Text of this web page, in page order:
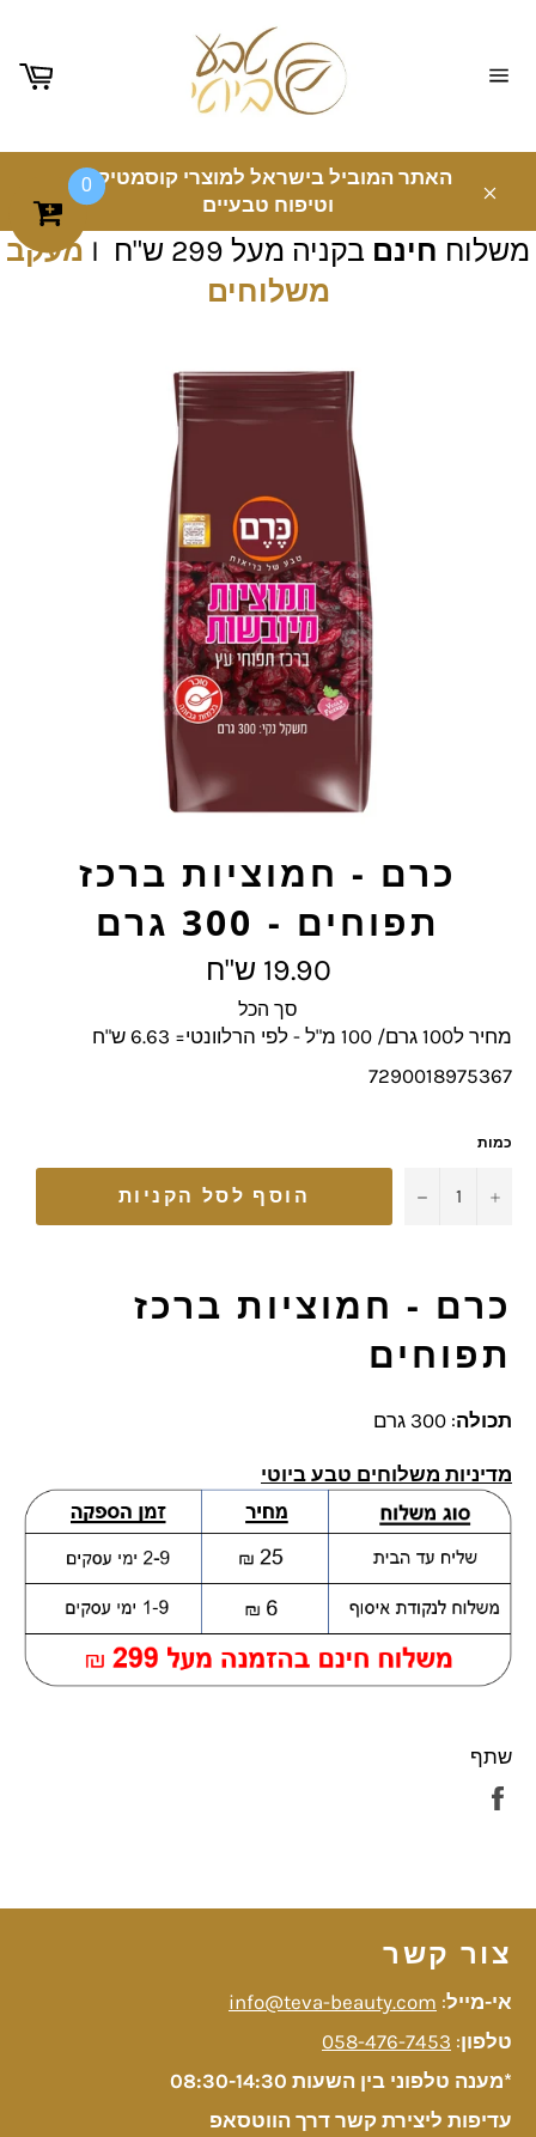
האתר המוביל בישראל למוצרי קוסמטיקה
וטיפוח טבעיים
משלוח חינם בקניה מעל 299 ש"ח I
מעקב
משלוחים
כרם - חמוציות ברכז
תפוחים - 300 גרם
מחיר
מלא
19.90 ש"ח
סך הכל
מחיר ל100 גרם/ 100 מ"ל - לפי הרלוונטי= 6.63 ש"ח
7290018975367
כמות
− + הוסף לסל הקניות
כרם - חמוציות ברכז
תפוחים
תכולה: 300 גרם
מדיניות משלוחים טבע ביוטי
שתף
צור קשר
אי-מייל:
info@teva-beauty.com
טלפון:
058-476-7453
*מענה טלפוני בין השעות 08:30-14:30
עדיפות ליצירת קשר דרך הווטסאפ
0